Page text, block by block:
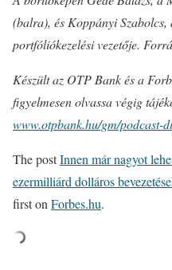
(balra), és Koppányi
portfóliókezelési vezetője.
Készült az OTP Bank és a
figyelmesen olvassa végig
www.otpbank.hu/gm/podcast-
The postInnen már nagyot
ezermilliárd dolláros
first on Forbes.hu.